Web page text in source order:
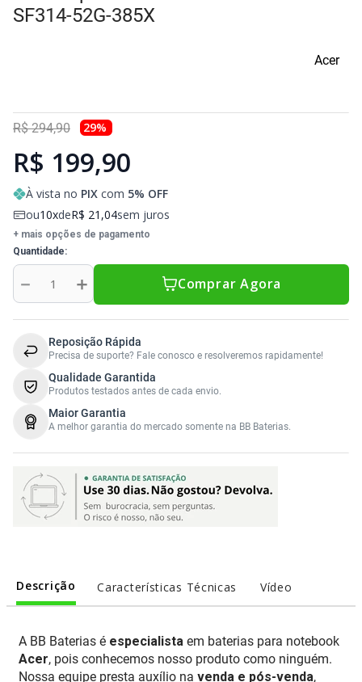
Sony Vaio
Sony Vaio
Caddy para SSD
SF314-52G-385X
Acer
R$ 294,90 29%
R$ 199,90
À vista no PIX com 5% OFF
ou10 deR$ 21 ,04sem juros
+ mais opções de pagamento
Quantidade
＋
－ Comprar Agora
Reposição Rápida
Precisa de suporte? Fale conosco e resolveremos rapidamente!
Qualidade Garantida
Produtos testados antes de cada envio.
Maior Garantia
A melhor garantia do mercado somente na BB Baterias.
Descrição Características Técnicas Vídeo
A BB Baterias é especialista em baterias para notebook
Acer, pois conhecemos nosso produto como ninguém.
Nossa equipe presta auxílio na venda e pós-venda,